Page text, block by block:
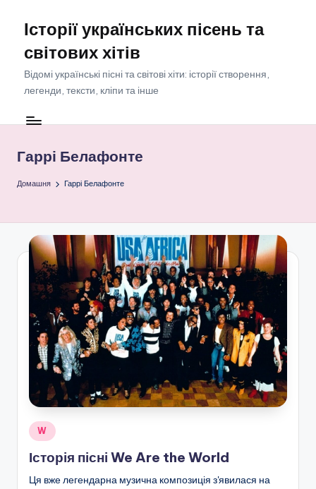
Перейти
вмісту
Історії українських пісень та
світових хітів
Відомі українські пісні та світові хіти: історії створення,
легенди, тексти, кліпи та інше
Гаррі Белафонте
Домашня Гаррі Белафонте
Опубліковано
W
Історія пісні We Are the World
Ця вже легендарна музична композиція з'явилася на